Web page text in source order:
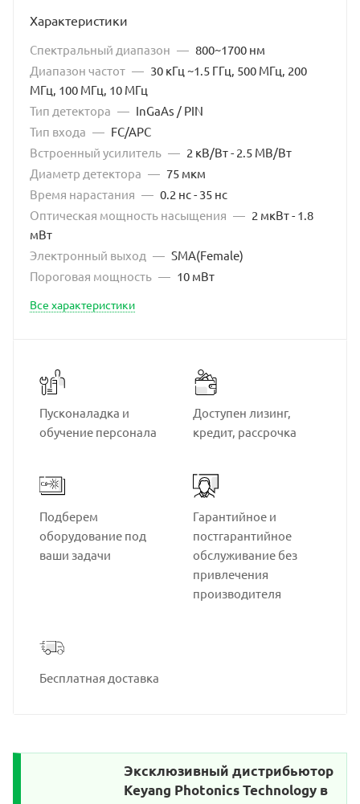
Характеристики
Спектральный диапазон — 800~1700 нм
Диапазон частот — 30 кГц ~1.5 ГГц, 500 МГц, 200
МГц, 100 МГц, 10 МГц
Тип детектора — InGaAs / PIN
Тип входа — FC/APC
Встроенный усилитель — 2 кВ/Вт - 2.5 МВ/Вт
Диаметр детектора — 75 мкм
Время нарастания — 0.2 нс - 35 нс
Оптическая мощность насыщения — 2 мкВт - 1.8
мВт
Электронный выход — SMA(Female)
Пороговая мощность — 10 мВт
Все характеристики
Пусконаладка и
обучение персонала
Доступен лизинг,
кредит, рассрочка
Подберем
оборудование под
ваши задачи
Гарантийное и
постгарантийное
обслуживание без
привлечения
производителя
Бесплатная доставка
Эксклюзивный дистрибьютор
Keyang Photonics Technology в